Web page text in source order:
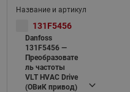
131F5456
Danfoss
131F5456 —
Преобразовате
ль частоты
VLT HVAC Drive
(ОВиК привод)